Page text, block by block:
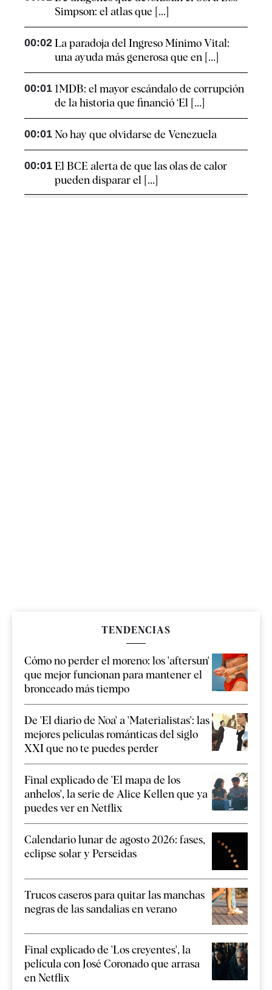
Simpson: el atlas que [...]
00:02 La paradoja del Ingreso Mínimo Vital:
una ayuda más generosa que en [...]
00:01 1MDB: el mayor escándalo de corrupción
de la historia que financió ‘El [...]
00:01 No hay que olvidarse de Venezuela
00:01 El BCE alerta de que las olas de calor
pueden disparar el [...]
TENDENCIAS
Cómo no perder el moreno: los 'aftersun'
que mejor funcionan para mantener el
bronceado más tiempo
De 'El diario de Noa' a 'Materialistas': las
mejores películas románticas del siglo
XXI que no te puedes perder
Final explicado de 'El mapa de los
anhelos', la serie de Alice Kellen que ya
puedes ver en Netflix
Calendario lunar de agosto 2026: fases,
eclipse solar y Perseidas
Trucos caseros para quitar las manchas
negras de las sandalias en verano
Final explicado de 'Los creyentes', la
película con José Coronado que arrasa
en Netflix